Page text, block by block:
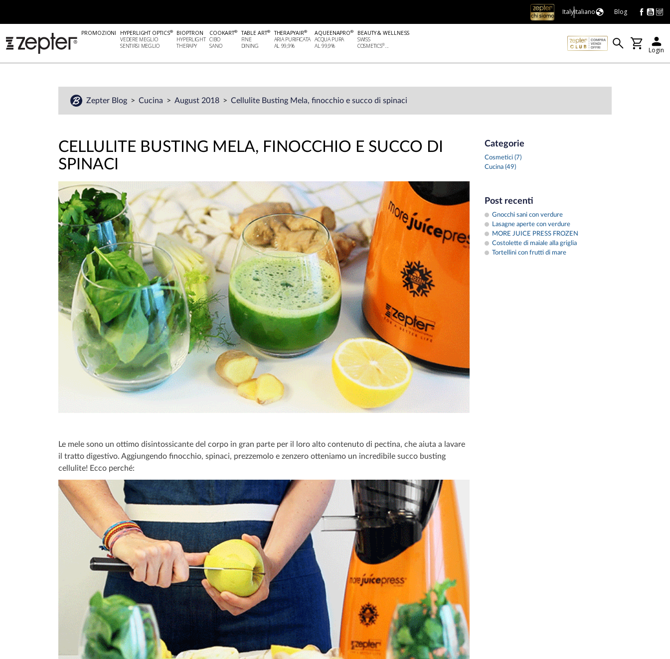
ItalyItaliano Blog
PROMOZIONI HYPERLIGHT OPTICS®
VEDERE MEGLIO
SENTIRSI MEGLIO
BIOPTRON
HYPERLIGHT
THERAPY
COOKART®
CIBO
SANO
TABLE ART®
FINE
DINING
THERAPYAIR®
ARIA PURIFICATA
AL 99,9%
AQUEENAPRO®
ACQUA PURA
AL 99,9%
BEAUTY & WELLNESS
SWISS
COSMETICS®... Login
Zepter Blog Cucina August 2018 Cellulite Busting Mela, finocchio e succo di spinaci
CELLULITE BUSTING MELA, FINOCCHIO E SUCCO DI
SPINACI
Le mele sono un ottimo disintossicante del corpo in gran parte per il loro alto contenuto di pectina, che aiuta a lavare
il tratto digestivo. Aggiungendo finocchio, spinaci, prezzemolo e zenzero otteniamo un incredibile succo busting
cellulite! Ecco perché:
Categorie
Cosmetici (7)
Cucina (49)
Post recenti
Gnocchi sani con verdure
Lasagne aperte con verdure
MORE JUICE PRESS FROZEN
Costolette di maiale alla griglia
Tortellini con frutti di mare